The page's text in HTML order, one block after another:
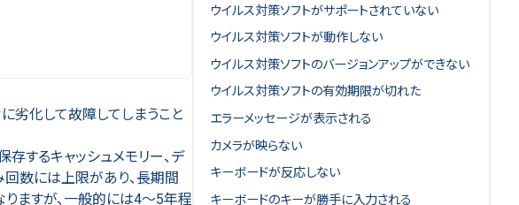
劣化して故障してしまうこと
するキャッシュメモリー、デ
回数には上限があり、長期間
りますが、一般的には4～5年程
ウイルス対策ソフトがサポートされていない
ウイルス対策ソフトが動作しない
ウイルス対策ソフトのバージョンアップができない
ウイルス対策ソフトの有効期限が切れた
エラーメッセージが表示される
カメラが映らない
キーボードが反応しない
キーボードのキーが勝手に入力される